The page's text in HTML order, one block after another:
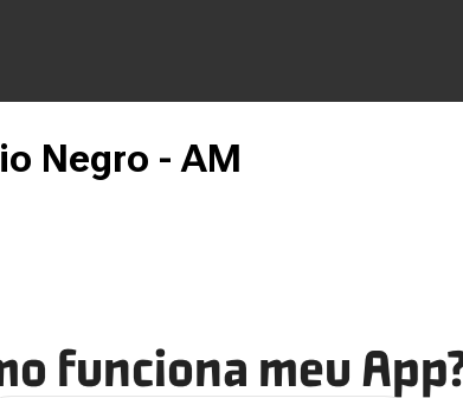
Negro - AM
funciona meu